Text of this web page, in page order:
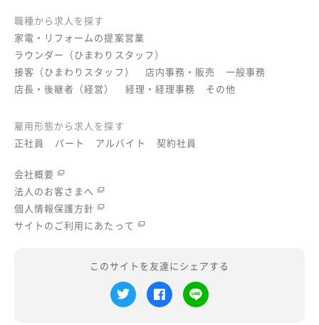
会社概要
法人のお客さまへ
個人情報保護方針
サイトのご利用にあたって
このサイトを友達にシェアする
職種から求人を探す
家電・リフォームの提案営業
ラウンダー（ひまわりスタッフ）
接客（ひまわりスタッフ）
店内事務・販売
一般事務
店長・後継者（経営）
経理・経理事務 その他
雇用形態から求人を探す
正社員
パート アルバイト 契約社員